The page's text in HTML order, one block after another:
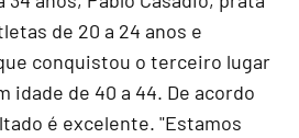
de 20 a 24 anos e
conquistou o terceiro lugar
idade de 40 a 44. De acordo
é excelente. "Estamos